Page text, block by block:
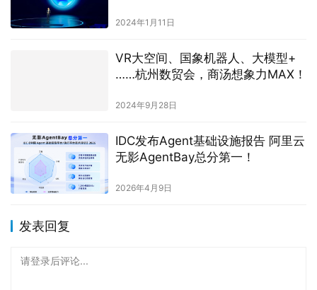
2024年1月11日
VR大空间、国象机器人、大模型+
……杭州数贸会，商汤想象力MAX！
2024年9月28日
IDC发布Agent基础设施报告 阿里云
无影AgentBay总分第一！
2026年4月9日
发表回复
请登录后评论...